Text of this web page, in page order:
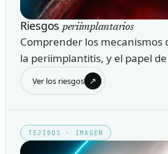
Riesgos periimplantarios
Comprender los mecanismos
la periimplantitis, y el papel
Ver los riesgos ↗
TEJIDOS · IMAGEN